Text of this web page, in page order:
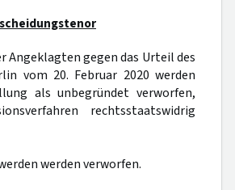
Angeklagten gegen das Urteil des
vom 20. Februar 2020 werden
als unbegründet verworfen,
rechtsstaatswidrig
werden verworfen.